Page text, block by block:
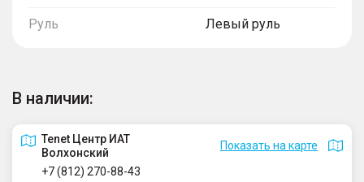
Руль Левый руль
В наличии:
Tenet Центр ИАТ
Волхонский
Показать на карте
+7 (812) 270-88-43